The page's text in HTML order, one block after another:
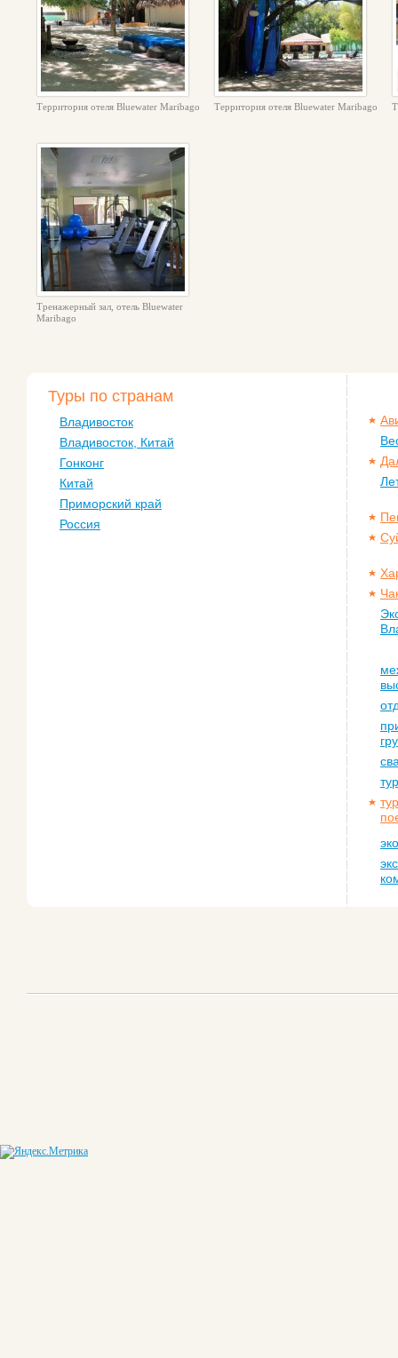
Территория отеля Bluewater Maribago Территория отеля Bluewater Maribago
Тренажерный зал, отель Bluewater
Maribago
Туры по странам
Владивосток
Владивосток, Китай
Гонконг
Китай
Приморский край
Россия